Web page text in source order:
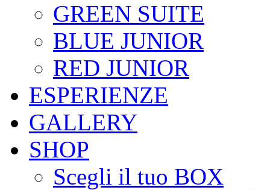
GREEN SUITE
BLUE JUNIOR
RED JUNIOR
ESPERIENZE
GALLERY
SHOP
Scegli il tuo BOX